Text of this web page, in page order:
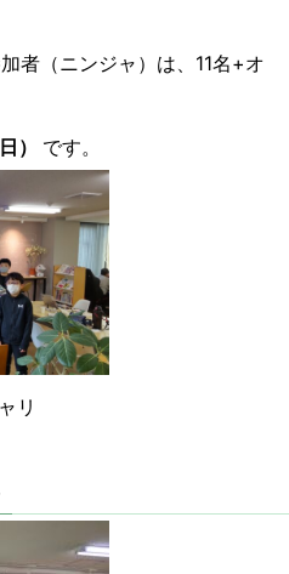
者（ニンジャ）は、11名+オ
） です。
リ